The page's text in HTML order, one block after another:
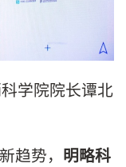
学院院长谭北
趋势， 明略科